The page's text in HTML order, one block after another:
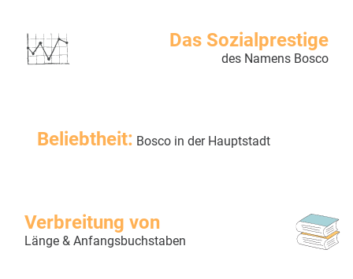
Das Sozialprestige
des Namens Bosco
Beliebtheit: Bosco in der Hauptstadt
Verbreitung von
Länge & Anfangsbuchstaben